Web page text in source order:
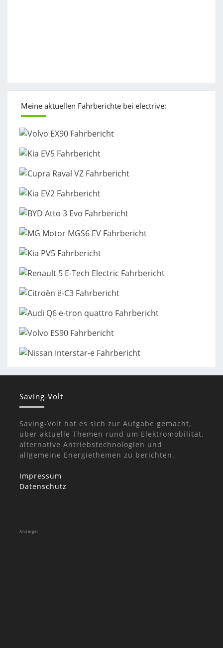
Meine aktuellen Fahrberichte bei electrive:
Saving-Volt
Saving-Volt hat es sich zur Aufgabe gemacht,
über aktuelle Themen rund um Elektromobilität,
alternative Antriebstechnologien und
allgemeine Energiethemen zu berichten.
Impressum
Datenschutz
Anzeige: